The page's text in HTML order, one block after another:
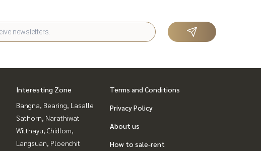
Interesting Zone
Bangna, Bearing, Lasalle
Sathorn, Narathiwat
Witthayu, Chidlom,
Langsuan, Ploenchit
Terms and Conditions
Privacy Policy
About us
How to sale-rent